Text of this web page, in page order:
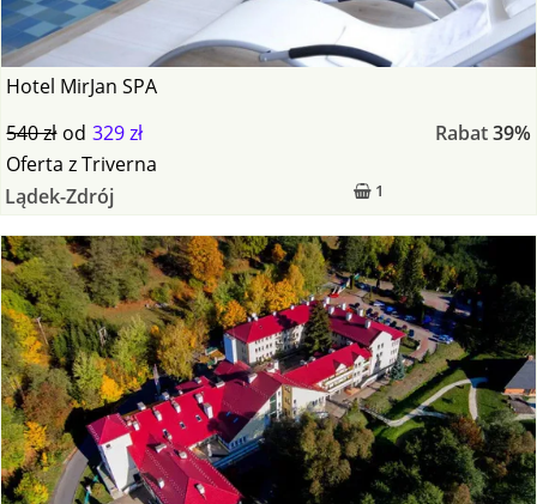
Hotel MirJan SPA
540 zł od 329 zł Rabat39%
1
Oferta zTriverna
Lądek-Zdrój